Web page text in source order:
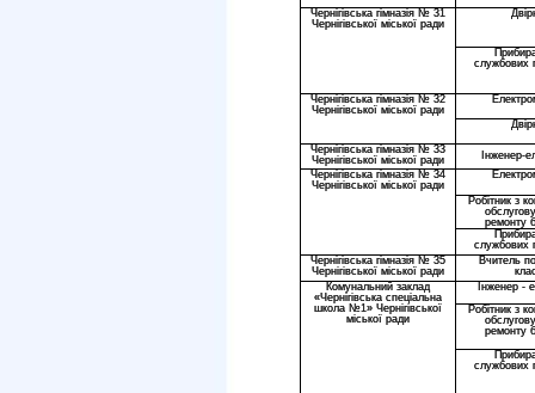
Чернігівська гімназія № 31
Чернігівської міської ради
службових
Чернігівська гімназія № 32
Чернігівської міської ради
Чернігівська гімназія № 33
Чернігівської міської ради
Інженер-
Чернігівська гімназія № 34
Чернігівської міської ради
Робітник з
ремонту
службових
Чернігівська гімназія № 35
Чернігівської міської ради
Вчитель
Комунальний заклад
«Чернігівська спеціальна
школа №1» Чернігівської
міської ради
Інженер -
Робітник з
ремонту
службових